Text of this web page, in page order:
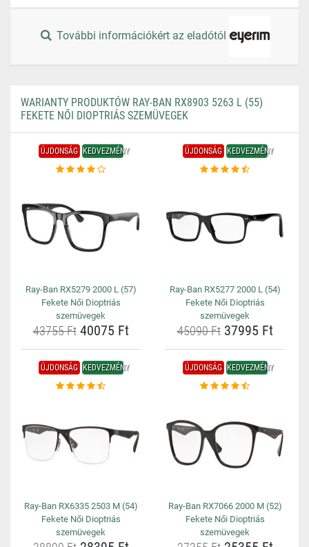
További információkért az eladótól
WARIANTY PRODUKTÓW RAY-BAN RX8903 5263 L (55)
FEKETE NŐI DIOPTRIÁS SZEMÜVEGEK
ÚJDONSÁG KEDVEZMÉNY
Ray-Ban RX5279 2000 L (57)
Fekete Női Dioptriás
szemüvegek
43755 Ft40075 Ft
ÚJDONSÁG KEDVEZMÉNY
Ray-Ban RX5277 2000 L (54)
Fekete Női Dioptriás
szemüvegek
45090 Ft37995 Ft
ÚJDONSÁG KEDVEZMÉNY
Ray-Ban RX6335 2503 M (54)
Fekete Női Dioptriás
szemüvegek
ÚJDONSÁG KEDVEZMÉNY
Ray-Ban RX7066 2000 M (52)
Fekete Női Dioptriás
szemüvegek